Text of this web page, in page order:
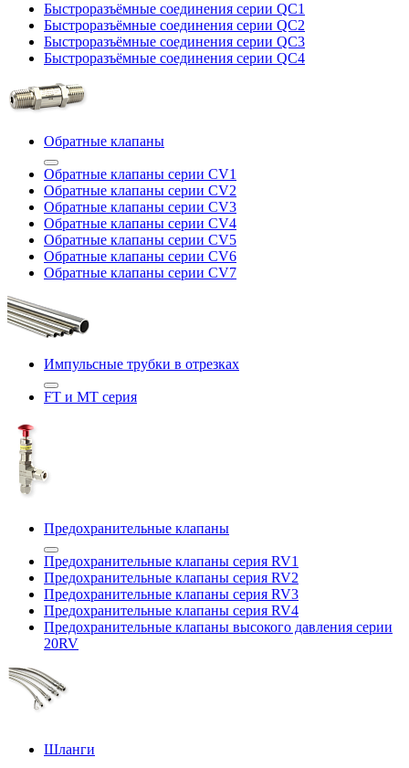
Быстроразъёмные соединения серии QC1
Быстроразъёмные соединения серии QC2
Быстроразъёмные соединения серии QC3
Быстроразъёмные соединения серии QC4
Обратные клапаны
Обратные клапаны серии CV1
Обратные клапаны серии CV2
Обратные клапаны серии CV3
Обратные клапаны серии CV4
Обратные клапаны серии CV5
Обратные клапаны серии CV6
Обратные клапаны серии CV7
Импульсные трубки в отрезках
FT и MT серия
Предохранительные клапаны
Предохранительные клапаны серия RV1
Предохранительные клапаны серия RV2
Предохранительные клапаны серия RV3
Предохранительные клапаны серия RV4
Предохранительные клапаны высокого давления серии
20RV
Шланги